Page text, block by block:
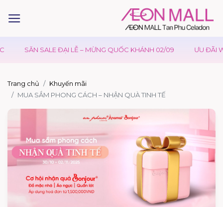
SĂN SALE ĐẠI LỄ – MỪNG QUỐC KHÁNH 02/09 ƯU ĐÃI
Trang chủ
Khuyến mãi
MUA SẮM PHONG CÁCH – NHẬN QUÀ TINH TẾ